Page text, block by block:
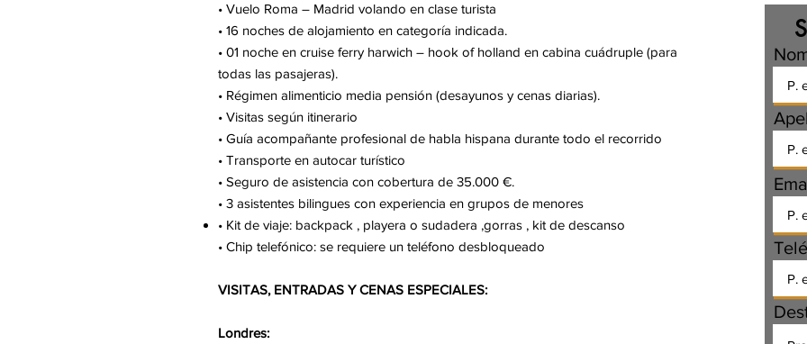
• Vuelo Roma – Madrid volando en clase turista
• 16 noches de alojamiento en categoría indicada.
• 01 noche en cruise ferry harwich – hook of holland en cabina cuádruple (para
todas las pasajeras).
• Régimen alimenticio media pensión (desayunos y cenas diarias).
• Visitas según itinerario
• Guía acompañante profesional de habla hispana durante todo el recorrido
• Transporte en autocar turístico
• Seguro de asistencia con cobertura de 35.000 €.
• 3 asistentes bilingues con experiencia en grupos de menores
• Kit de viaje: backpack , playera o sudadera ,gorras , kit de descanso
• Chip telefónico: se requiere un teléfono desbloqueado
VISITAS, ENTRADAS Y CENAS ESPECIALES:
Londres: